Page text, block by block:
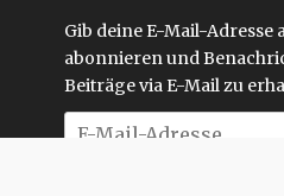
Gib deine E-Mail-Adresse
abonnieren und
Beiträge via E-Mail zu
E-